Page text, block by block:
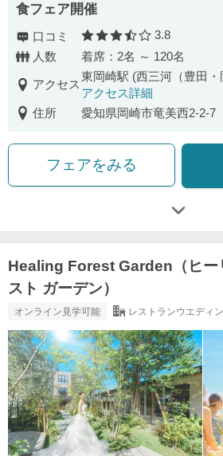
食フェア開催
口コミ 口コミ評価
3.8
人数
着席：2名 ～ 120名
アクセス
東岡崎駅 (西三河（豊田
アクセス詳細
住所
愛知県岡崎市竜美西2-2-7
フェアをみる
Healing Forest Garden（ヒー
スト ガーデン）
オンライン見学可能 レストランウエディ